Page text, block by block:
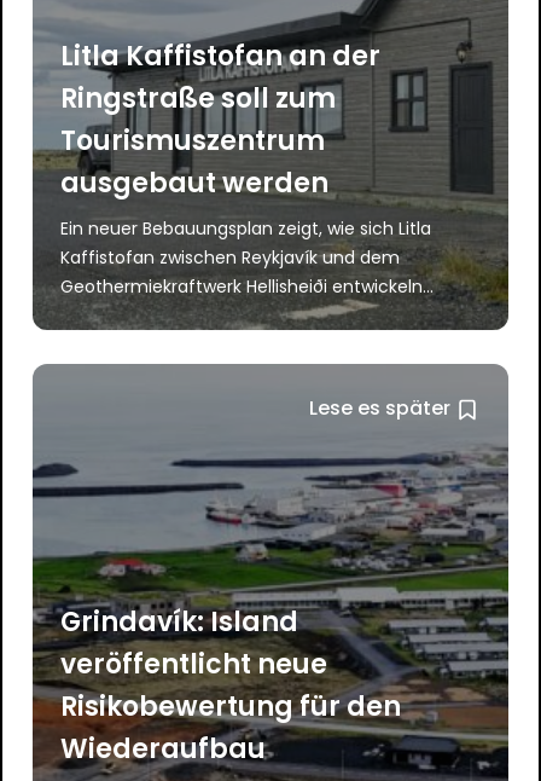
Litla Kaffistofan an der
Ringstraße soll zum
Tourismuszentrum
ausgebaut werden
Ein neuer Bebauungsplan zeigt, wie sich Litla
Kaffistofan zwischen Reykjavík und dem
Geothermiekraftwerk Hellisheiði entwickeln...
Lese es später
Grindavík: Island
veröffentlicht neue
Risikobewertung für den
Wiederaufbau